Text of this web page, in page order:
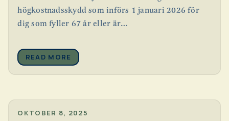
högkostnadsskydd som införs 1 januari 2026 för
dig som fyller 67 år eller är…
READ MORE
OKTOBER 8, 2025